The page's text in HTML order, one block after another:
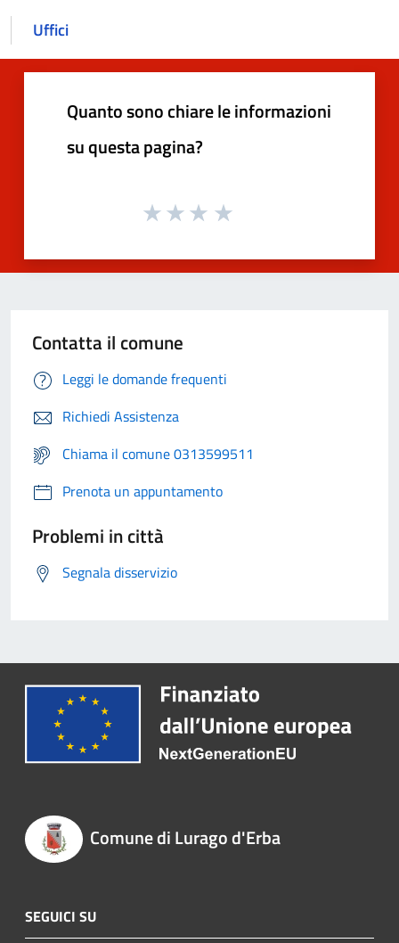
Uffici
Quanto sono chiare le informazioni
su questa pagina?
Contatta il comune
Leggi le domande frequenti
Richiedi Assistenza
Chiama il comune 0313599511
Prenota un appuntamento
Problemi in città
Segnala disservizio
Comune di Lurago d'Erba
SEGUICI SU